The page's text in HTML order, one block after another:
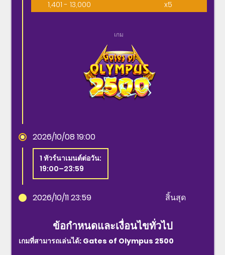
1,401 - 13,000
x5
เกม
2026/10/08 19:00
1 ทัวร์นาเมนต์ต่อวัน:
19:00–23:59
2026/10/11 23:59 สิ้นสุด
ข้อกำหนดและเงื่อนไขทั่วไป
เกมที่สามารถเล่นได้: Gates of Olympus 2500